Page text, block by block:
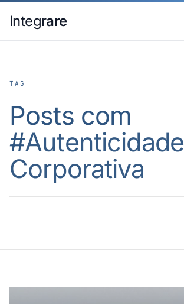
Integrare
TAG
Posts com
#Autenticidade
Corporativa